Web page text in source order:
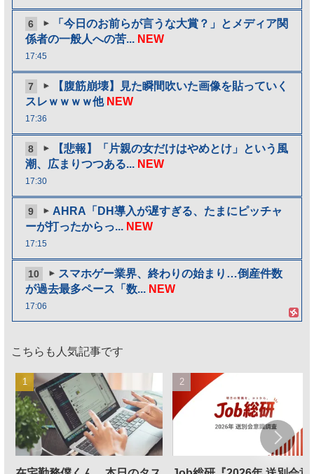
6
「今日のお前らが言うな大賞？」とメディア関
係者の一般人への苦... NEW
17:45
7
【腹筋崩壊】見た瞬間吹いた画像を貼っていく
スレｗｗｗｗ他 NEW
17:36
8
【悲報】「片親の女だけはやめとけ」という風
潮、広まりつつある... NEW
17:30
9
AHRA「DH導入が遅すぎる、たまにピッチャ
ーが打ったからっ... NEW
17:15
10
スマホゲー業界、終わりの始まり…倒産件数
が過去最多ペース「数... NEW
17:06
こちらも人気記事です